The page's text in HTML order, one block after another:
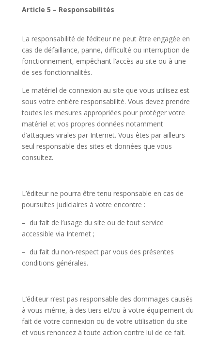
Article 5 – Responsabilités
La responsabilité de l’éditeur ne peut être engagée en
cas de défaillance, panne, difficulté ou interruption de
fonctionnement, empêchant l’accès au site ou à une
de ses fonctionnalités.
Le matériel de connexion au site que vous utilisez est
sous votre entière responsabilité. Vous devez prendre
toutes les mesures appropriées pour protéger votre
matériel et vos propres données notamment
d’attaques virales par Internet. Vous êtes par ailleurs
seul responsable des sites et données que vous
consultez.
L’éditeur ne pourra être tenu responsable en cas de
poursuites judiciaires à votre encontre :
– du fait de l’usage du site ou de tout service
accessible via Internet ;
– du fait du non-respect par vous des présentes
conditions générales.
L’éditeur n’est pas responsable des dommages causés
à vous-même, à des tiers et/ou à votre équipement du
fait de votre connexion ou de votre utilisation du site
et vous renoncez à toute action contre lui de ce fait.